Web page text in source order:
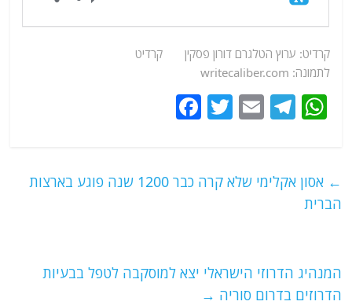
קרדיט: ערוץ הטלגרם דורון פסקין קרדיט
לתמונה: writecaliber.com
W
s
T
g
E
l
T
er
e
k
←
אסון אקלימי שלא קרה כבר 1200 שנה פוגע בארצות
הברית
המנהיג הדרוזי הישראלי יצא למוסקבה לטפל בבעיות
הדרוזים בדרום סוריה →